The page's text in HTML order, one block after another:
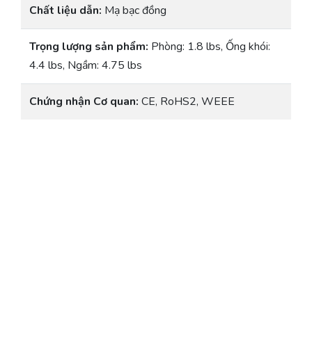
Chất liệu dẫn: Mạ bạc đồng
Trọng lượng sản phẩm: Phòng: 1.8 lbs, Ống khói:
4.4 lbs, Ngầm: 4.75 lbs
Chứng nhận Cơ quan: CE, RoHS2, WEEE